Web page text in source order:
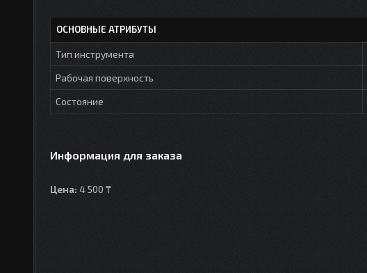
ОСНОВНЫЕ АТРИБУТЫ
Тип инструмента
Рабочая поверхность
Состояние
Информация для заказа
Цена: 4 500 ₸